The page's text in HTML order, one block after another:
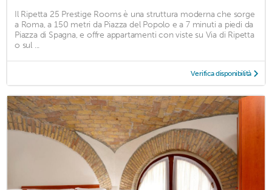
Il Ripetta 25 Prestige Rooms è una struttura moderna che sorge
a Roma, a 150 metri da Piazza del Popolo e a 7 minuti a piedi da
Piazza di Spagna, e offre appartamenti con viste su Via di Ripetta
o sul ...
Verifica disponibilità